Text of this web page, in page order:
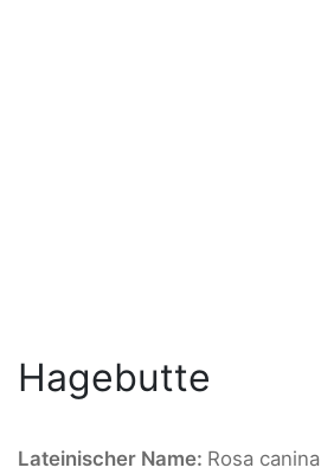
Hagebutte
Lateinischer Name: Rosa canina